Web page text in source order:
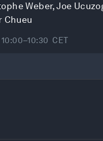
Weber,Joe
Chueu
10:00–10:30 CET